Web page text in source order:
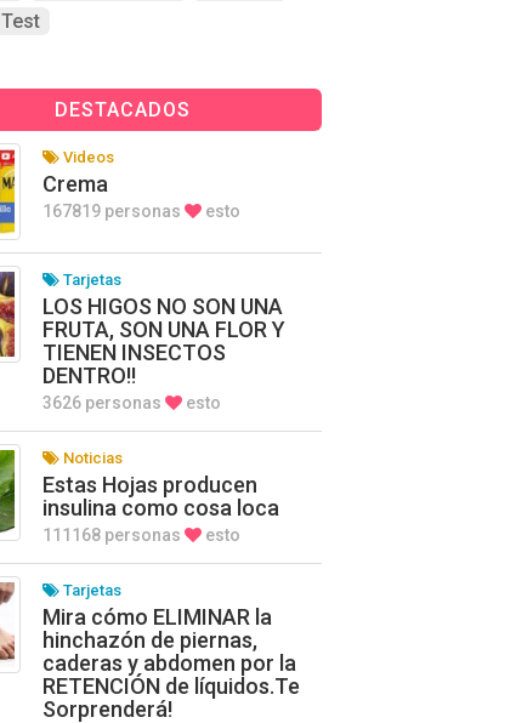
Test
DESTACADOS
Videos
Crema
167819 personas esto
Tarjetas
LOS HIGOS NO SON UNA
FRUTA, SON UNA FLOR Y
TIENEN INSECTOS
DENTRO!!
3626 personas esto
Noticias
Estas Hojas producen
insulina como cosa loca
111168 personas esto
Tarjetas
Mira cómo ELIMINAR la
hinchazón de piernas,
caderas y abdomen por la
RETENCIÓN de líquidos.Te
Sorprenderá!